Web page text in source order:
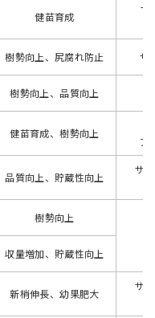
健苗育成
サ
樹勢向上、尻腐れ防止 サ
樹勢向上、品質向上
健苗育成、樹勢向上
ア
品質向上、貯蔵性向上
サ
樹勢向上
収量増加、貯蔵性向上
新梢伸長、幼果肥大
サ